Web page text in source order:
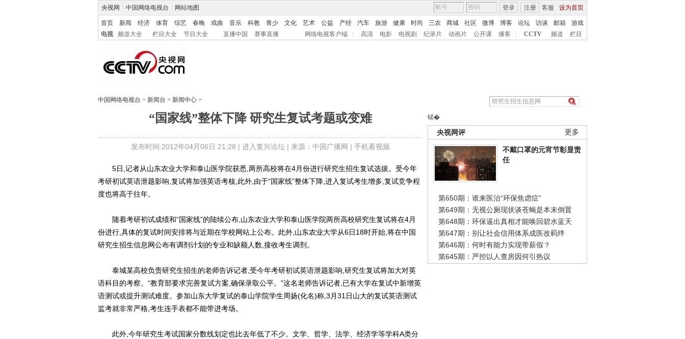
央视网 中国网络电视台 网站地图 客服 设为首页
登录 注册
首页 新闻 经济 体育 综艺 春晚 戏曲 音乐 科教 青少 文化 艺术 公益 产经 汽车 旅游 健康 时尚 三农 商城 社区 微博 博客 论坛 访谈 邮箱
游戏
电视
频道大全 栏目大全 节目大全 直播中国 赛事直播 网络电视客户端 高清 电影 电视剧 纪录片 动画片 公开课 播客 CCTV 频道 栏目
中国网络电视台 > 新闻台 > 新闻中心 >
“国家线”整体下降 研究生复试考题或变难
发布时间:2012年04月06日 21:28 | 进入复兴论坛| 来源：中国广播网 | 手机看视频
锘�
更多
央视网评
不戴口罩的元宵节彰显责
任
第650期：谁来医治“环保焦虑症”
第649期：无视公厕现状谈苍蝇是本末倒置
第648期：环保逼出真相才能唤回碧水蓝天
第647期：别让社会信用体系成医改羁绊
第646期：何时有能力实现带薪假？
第645期：严控以人查房因何引热议
5日,记者从山东农业大学和泰山医学院获悉,两所高校将在4月份进行研究生招生复试选拔。受今年
考研初试英语泄题影响,复试将加强英语考核,此外,由于“国家线”整体下降,进入复试考生增多,复试竞争程
度也将高于往年。
随着考研初试成绩和“国家线”的陆续公布,山东农业大学和泰山医学院两所高校研究生复试将在4月
份进行,具体的复试时间安排将与近期在学校网站上公布。此外,山东农业大学从6日18时开始,将在中国
研究生招生信息网公布有调剂计划的专业和缺额人数,接收考生调剂。
泰城某高校负责研究生招生的老师告诉记者,受今年考研初试英语泄题影响,研究生复试将加大对英
语科目的考察。“教育部要求完善复试方案,确保录取公平。”这名老师告诉记者,已有大学在复试中新增英
语测试或提升测试难度。参加山东大学复试的泰山学院学生周扬(化名)称,3月31日山大的复试英语测试
监考就非常严格,考生连手表都不能带进考场。
此外,今年研究生考试国家分数线划定也比去年低了不少。文学、哲学、法学、经济学等学科A类分